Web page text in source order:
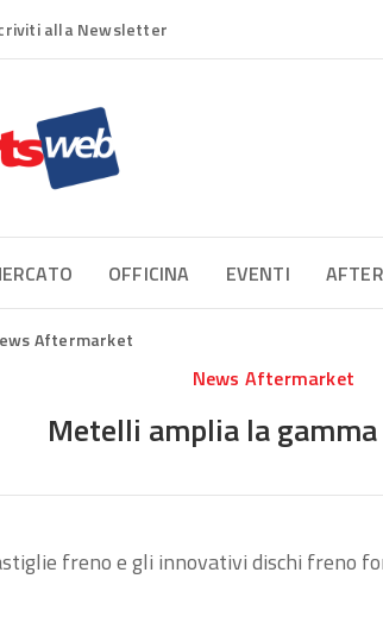
alla Newsletter
OFFICINA EVENTI
Aftermarket
News Aftermarket
Metelli amplia la
freno e gli innovativi dischi freno